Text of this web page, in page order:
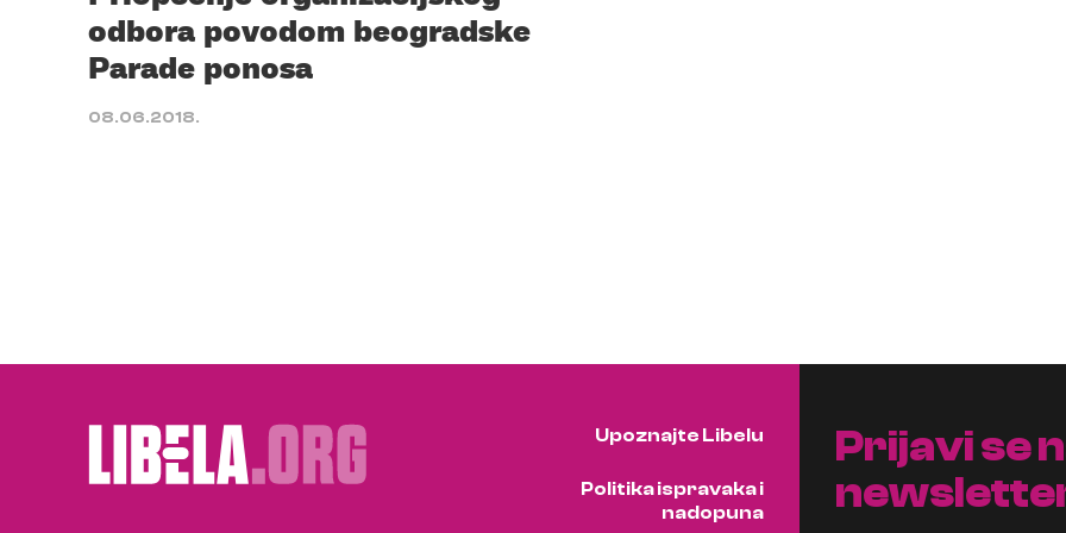
odbora povodom beogradske
Parade ponosa
08.06.2018.
Upoznajte Libelu
Politika ispravaka i
nadopuna
Prijavi se